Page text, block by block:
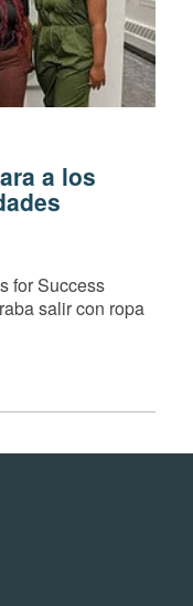
a los
for Success
salir con ropa